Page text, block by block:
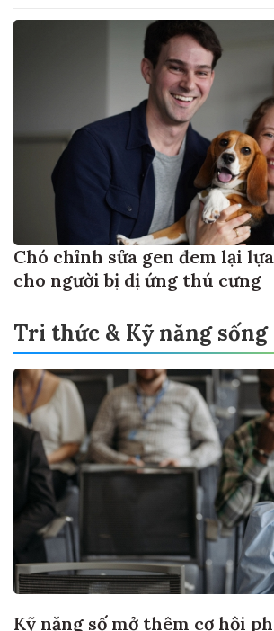
Chó chỉnh sửa gen đem lại
cho người bị dị ứng thú cưng
Tri thức & Kỹ năng sống
Kỹ năng số mở thêm cơ hội